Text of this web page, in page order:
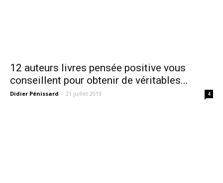
12 auteurs livres pensée positive vous
conseillent pour obtenir de véritables...
Didier Pénissard - 21 juillet 2013 4